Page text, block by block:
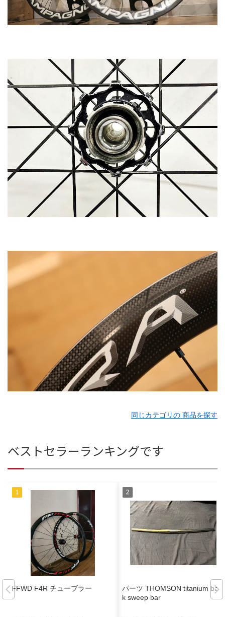
同じカテゴリの 商品を探す
ベストセラーランキングです
FFWD F4R チューブラー
パーツ THOMSON titanium bac
k sweep bar